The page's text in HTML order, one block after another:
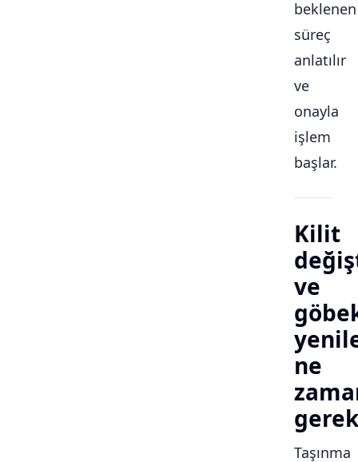
beklenen
süreç
anlatılır
ve
onayla
işlem
başlar.
Kilit
ve
ne
Taşınma